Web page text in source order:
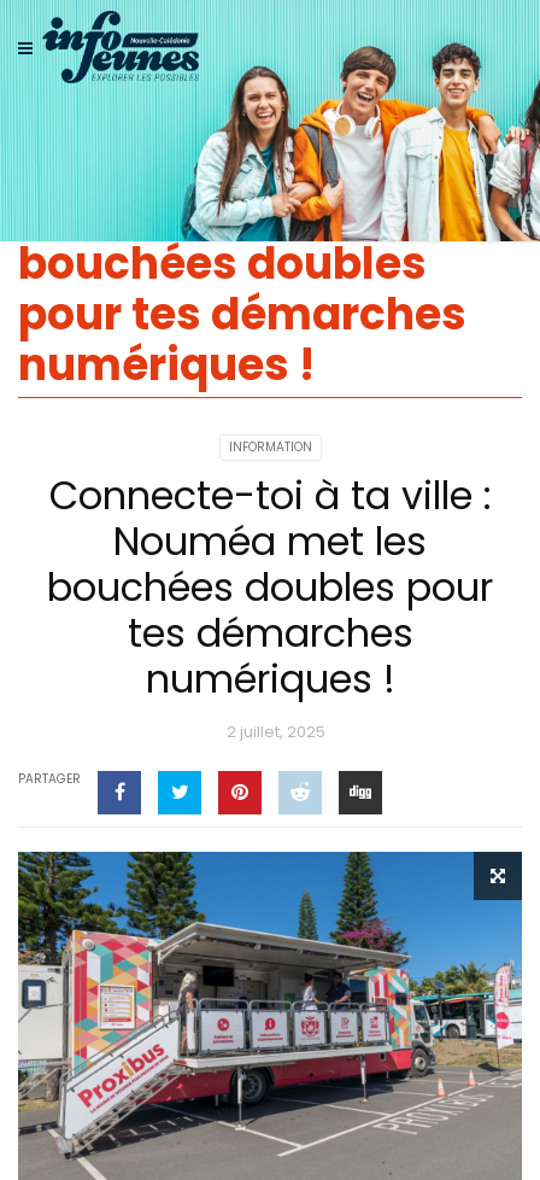
Connecte-toi à ta ville
: Nouméa met les
bouchées doubles
pour tes démarches
numériques !
INFORMATION
Connecte-toi à ta ville :
Nouméa met les
bouchées doubles pour
tes démarches
numériques !
2 juillet, 2025
PARTAGER